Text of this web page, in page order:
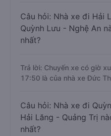
Câu hỏi: Nhà xe đi Hải
Quỳnh Lưu - Nghệ An
nhất?
Trả lời: Chuyến xe có giờ
17:50 là của nhà xe Đức
Câu hỏi: Nhà xe đi
Hải Lăng - Quảng Trị
nhất?